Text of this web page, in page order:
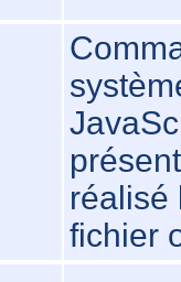
réalisé
fichier